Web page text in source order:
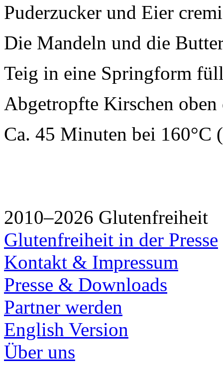
Puderzucker und Eier
Die Mandeln und die
Teig in eine Springform
Abgetropfte Kirschen oben
Ca. 45 Minuten bei 160°C
2010–2026 Glutenfreiheit
Glutenfreiheit in der Presse
Kontakt & Impressum
Presse & Downloads
Partner werden
English Version
Über uns